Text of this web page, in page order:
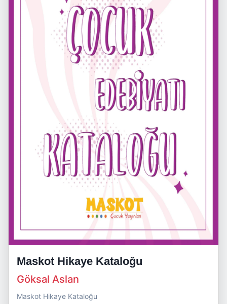
Maskot Hikaye Kataloğu
Göksal Aslan
Maskot Hikaye Kataloğu